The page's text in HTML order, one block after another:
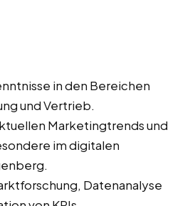
in den Bereichen
und Vertrieb.
Marketingtrends und
im digitalen
Datenanalyse